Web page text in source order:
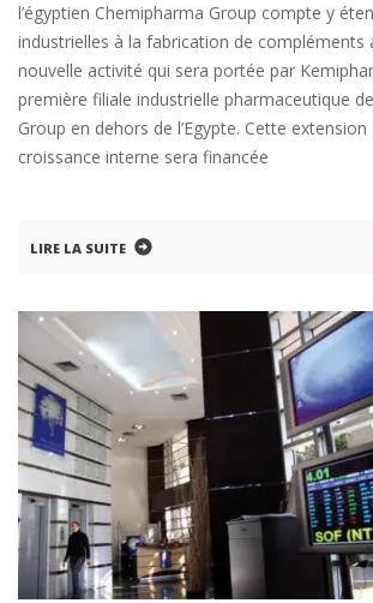
l’égyptien Chemipharma Group compte y
industrielles à la fabrication de compléments
nouvelle activité qui sera portée par
première filiale industrielle pharmaceutique
Group en dehors de l’Egypte. Cette extension
croissance interne sera financée
LIRE LA SUITE